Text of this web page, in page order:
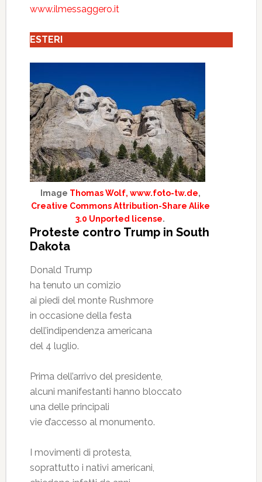
www.ilmessaggero.it
ESTERI
Image Thomas Wolf, www.foto-tw.de,
Creative Commons Attribution-Share Alike
3.0 Unported license.
Proteste contro Trump in South
Dakota
Donald Trump
ha tenuto un comizio
ai piedi del monte Rushmore
in occasione della festa
dell’indipendenza americana
del 4 luglio.
Prima dell’arrivo del presidente,
alcuni manifestanti hanno bloccato
una delle principali
vie d’accesso al monumento.
I movimenti di protesta,
soprattutto i nativi americani,